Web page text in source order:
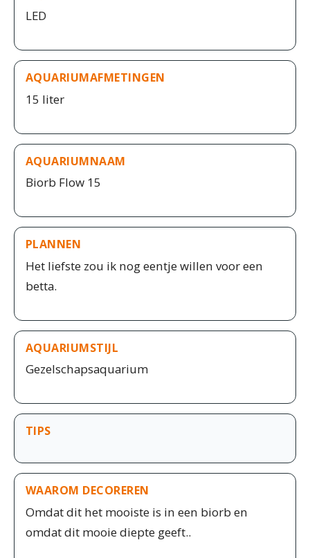
LED
AQUARIUMAFMETINGEN
15 liter
AQUARIUMNAAM
Biorb Flow 15
PLANNEN
Het liefste zou ik nog eentje willen voor een
betta.
AQUARIUMSTIJL
Gezelschapsaquarium
TIPS
WAAROM DECOREREN
Omdat dit het mooiste is in een biorb en
omdat dit mooie diepte geeft..